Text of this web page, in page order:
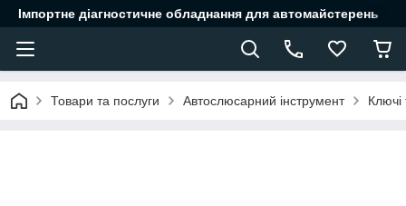
Імпортне діагностичне обладнання для автомайстерень
Товари та послуги Автослюсарний інструмент Ключі